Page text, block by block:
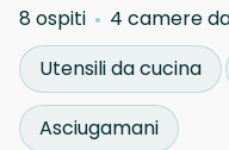
8 ospiti 4 camere
Utensili da cucina
Asciugamani